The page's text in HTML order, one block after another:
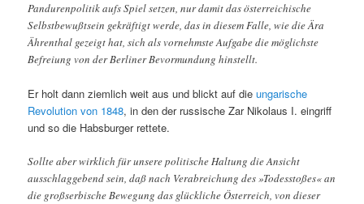
Pandurenpolitik aufs Spiel setzen, nur damit das österreichische
Selbstbewußtsein gekräftigt werde, das in diesem Falle, wie die Ära
Ährenthal gezeigt hat, sich als vornehmste Aufgabe die möglichste
Befreiung von der Berliner Bevormundung hinstellt.
Er holt dann ziemlich weit aus und blickt auf dieungarische
Revolution von 1848, in den der russische Zar Nikolaus I. eingriff
und so die Habsburger rettete.
Sollte aber wirklich für unsere politische Haltung die Ansicht
ausschlaggebend sein, daß nach Verabreichung des »Todesstoßes« an
die großserbische Bewegung das glückliche Österreich, von dieser